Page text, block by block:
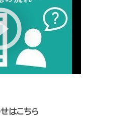
はこちら